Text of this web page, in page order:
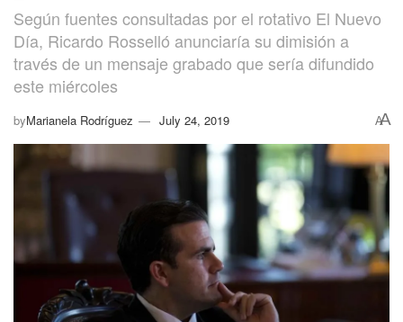
Según fuentes consultadas por el rotativo El Nuevo
Día, Ricardo Rosselló anunciaría su dimisión a
través de un mensaje grabado que sería difundido
este miércoles
byMarianela Rodríguez July 24, 2019 AA